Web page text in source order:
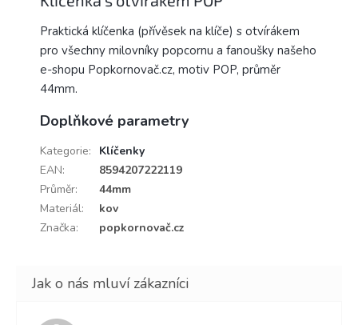
Praktická klíčenka (přívěsek na klíče) s otvírákem
pro všechny milovníky popcornu a fanoušky našeho
e-shopu Popkornovač.cz, motiv POP, průměr
44mm.
Doplňkové parametry
Kategorie:
Klíčenky
EAN:
8594207222119
Průměr:
44mm
Materiál:
kov
Značka: popkornovač.cz